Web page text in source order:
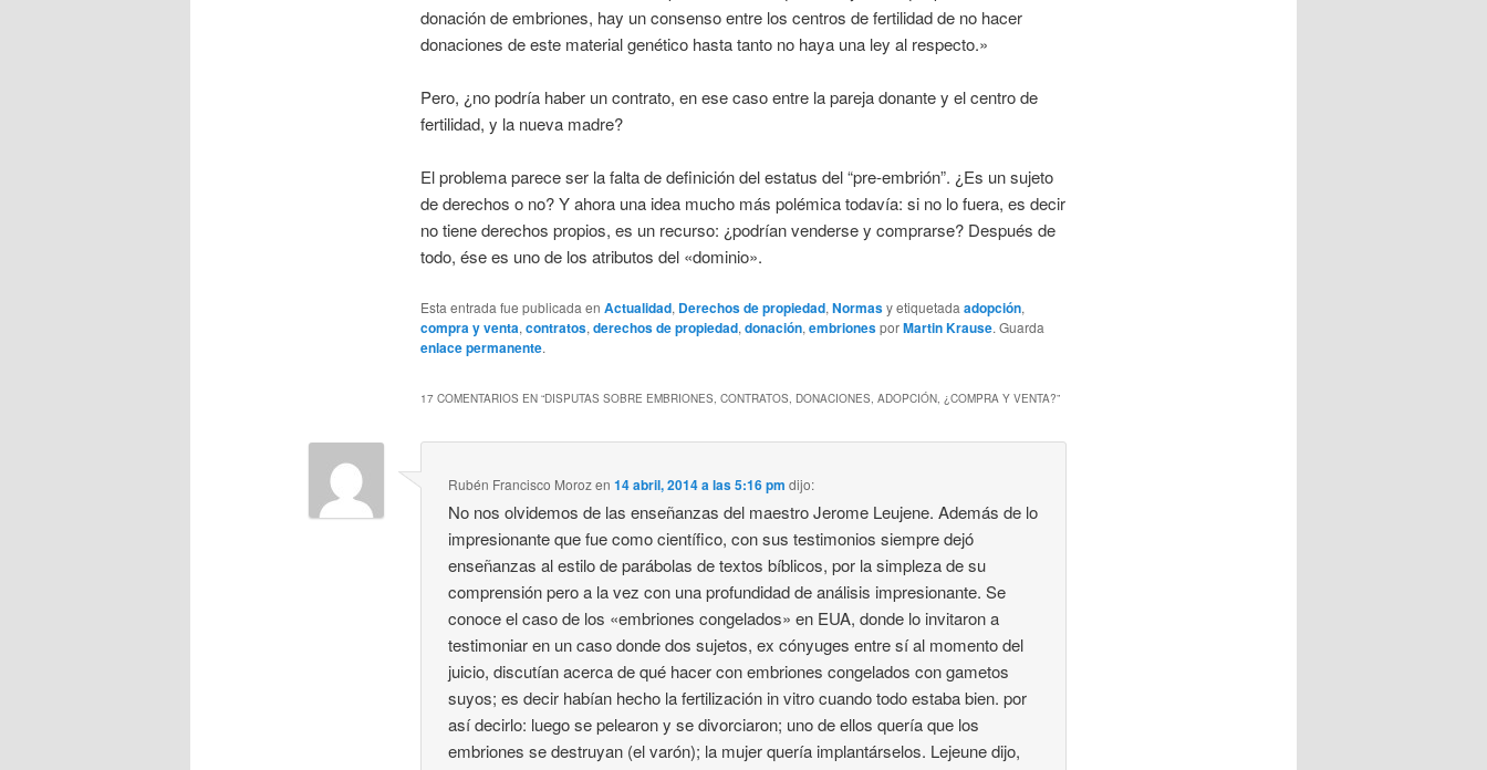
donación de embriones, hay un consenso entre los centros de fertilidad de no hacer
donaciones de este material genético hasta tanto no haya una ley al respecto.»
Pero, ¿no podría haber un contrato, en ese caso entre la pareja donante y el centro de
fertilidad, y la nueva madre?
El problema parece ser la falta de definición del estatus del “pre-embrión”. ¿Es un sujeto
de derechos o no? Y ahora una idea mucho más polémica todavía: si no lo fuera, es decir
no tiene derechos propios, es un recurso: ¿podrían venderse y comprarse? Después de
todo, ése es uno de los atributos del «dominio».
Esta entrada fue publicada en Actualidad, Derechos de propiedad, Normasy etiquetada adopción,
compra y venta, contratos, derechos de propiedad, donación, embrionesporMartin Krause. Guarda
enlace permanente.
17 COMENTARIOS EN “DISPUTAS SOBRE EMBRIONES, CONTRATOS, DONACIONES, ADOPCIÓN, ¿COMPRA Y VENTA?”
Rubén Francisco Morozen14 abril, 2014 a las 5:16 pm dijo:
No nos olvidemos de las enseñanzas del maestro Jerome Leujene. Además de lo
impresionante que fue como científico, con sus testimonios siempre dejó
enseñanzas al estilo de parábolas de textos bíblicos, por la simpleza de su
comprensión pero a la vez con una profundidad de análisis impresionante. Se
conoce el caso de los «embriones congelados» en EUA, donde lo invitaron a
testimoniar en un caso donde dos sujetos, ex cónyuges entre sí al momento del
juicio, discutían acerca de qué hacer con embriones congelados con gametos
suyos; es decir habían hecho la fertilización in vitro cuando todo estaba bien. por
así decirlo: luego se pelearon y se divorciaron; uno de ellos quería que los
embriones se destruyan (el varón); la mujer quería implantárselos. Lejeune dijo,